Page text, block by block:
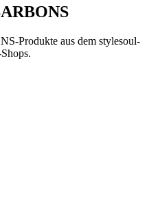
-Produkte aus dem stylesoul-